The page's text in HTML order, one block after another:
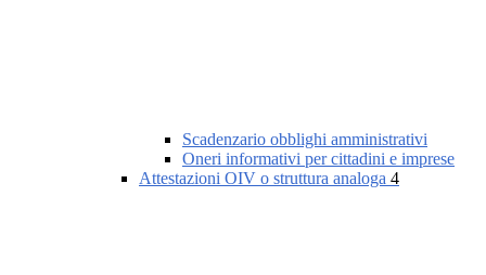
Scadenzario obblighi amministrativi
Oneri informativi per cittadini e imprese
Attestazioni OIV o struttura analoga 4